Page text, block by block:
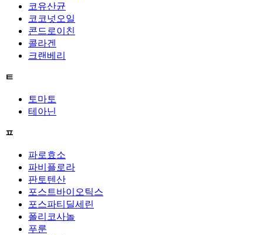
코유산균
코코넛오일
콘드로이친
콜라겐
크랜베리
ㅌ
토마토
테아닌
ㅍ
파로효소
파비플로라
판토텐산
포스트바이오틱스
포스파티딜세린
폴리코사놀
푸룬